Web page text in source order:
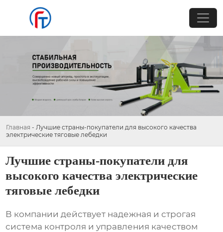
Главная - Лучшие страны-покупатели для высокого качества
электрические тяговые лебедки
Лучшие страны-покупатели для
высокого качества электрические
тяговые лебедки
В компании действует надежная и строгая
система контроля и управления качеством